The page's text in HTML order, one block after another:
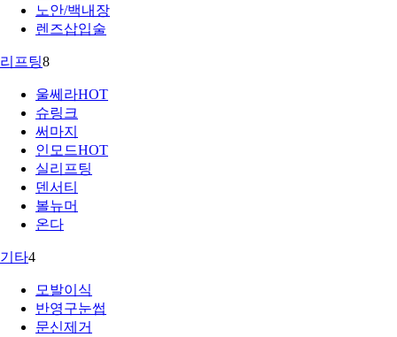
노안/백내장
렌즈삽입술
리프팅8
울쎄라HOT
슈링크
써마지
인모드HOT
실리프팅
덴서티
볼뉴머
온다
기타4
모발이식
반영구눈썹
문신제거